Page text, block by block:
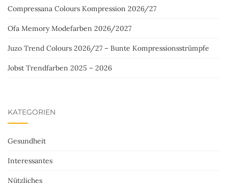
Compressana Colours Kompression 2026/27
Ofa Memory Modefarben 2026/2027
Juzo Trend Colours 2026/27 – Bunte Kompressionsstrümpfe
Jobst Trendfarben 2025 – 2026
KATEGORIEN
Gesundheit
Interessantes
Nützliches